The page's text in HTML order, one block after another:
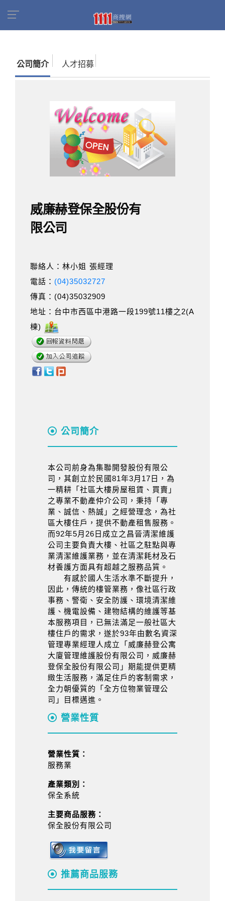
公司
公司簡介 人才招募
威廉赫登保全股份有
限公司
聯絡人：林小姐 張經理
電話： (04)35032727
傳真：(04)35032909
地址：台中市西區中港路一段199號11樓之2(A
棟)
公司簡介
本公司前身為集聯開發股份有限公
司，其創立於民國81年3月17日，為
一精耕「社區大樓房屋租賃、買賣」
之專業不動產仲介公司，秉持「專
業、誠信、熱誠」之經營理念，為社
區大樓住戶，提供不動產租售服務。
而92年5月26日成立之昌晉清潔維護
公司主要負責大樓、社區之駐點與專
業清潔維護業務，並在清潔耗材及石
材養護方面具有超越之服務品質。
有感於國人生活水準不斷提升，
因此，傳統的樓管業務，像社區行政
事務、警衛、安全防護、環境清潔維
護、機電設備、建物結構的維護等基
本服務項目，已無法滿足一般社區大
樓住戶的需求，遂於93年由數名資深
管理專業經理人成立「威廉赫登公寓
大廈管理維護股份有限公司，威廉赫
登保全股份有限公司」期能提供更精
緻生活服務，滿足住戶的客制需求，
全力朝優質的「全方位物業管理公
司」目標邁進。
營業性質
營業性質：
服務業
產業類別：
保全系統
主要商品服務：
保全股份有限公司
推薦商品服務